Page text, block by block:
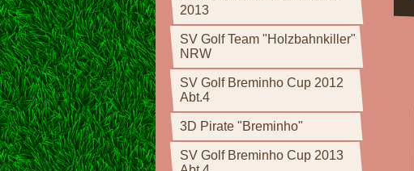
2013
SV Golf Team "Holzbahnkiller"
NRW
SV Golf Breminho Cup 2012
Abt.4
3D Pirate "Breminho"
SV Golf Breminho Cup 2013